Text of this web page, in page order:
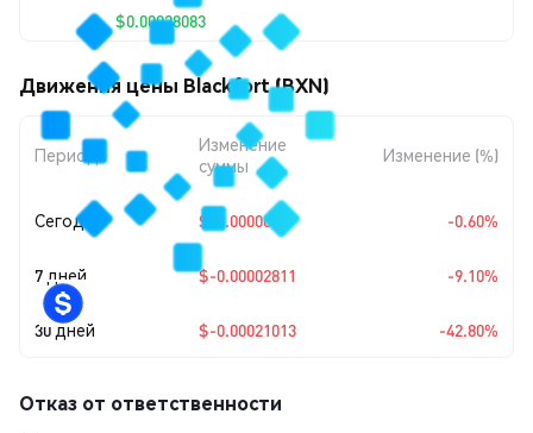
$0.00028083
Движения цены Blackfort (BXN)
Период
Изменение
суммы
Изменение (%)
Сегодня $-0.0000017 -0.60%
7 дней $-0.00002811 -9.10%
30 дней $-0.00021013 -42.80%
Отказ от ответственности